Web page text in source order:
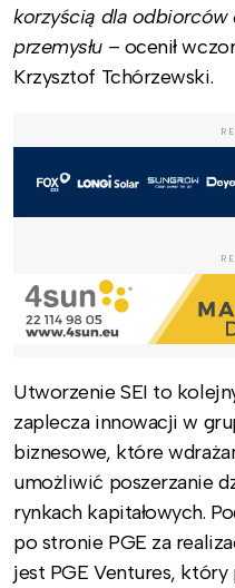
korzyścią dla odbiorców
przemysłu – ocenił
Krzysztof Tchórzewski.
Utworzenie SEI to
zaplecza innowacji w
biznesowe, które
umożliwić poszerzanie
rynkach kapitałowych.
po stronie PGE za
jest PGE Ventures,